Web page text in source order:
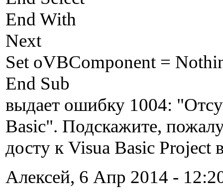
End With
Next
Set oVBComponent =
End Sub
выдает ошибку 1004:
Basic". Подскажите,
досту к Visua Basic
Алексей, 6 Апр 2014 -